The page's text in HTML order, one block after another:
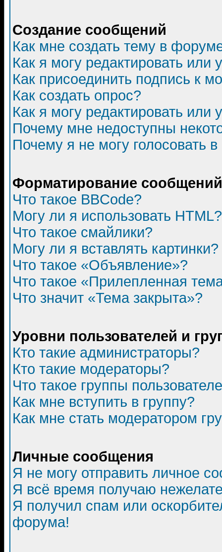
Создание сообщений
Как мне создать тему в
Как я могу редактировать или
Как присоединить подпись к
Как создать опрос?
Как я могу редактировать или
Почему мне недоступны
Почему я не могу голосовать
Форматирование
Что такое BBCode?
Могу ли я использовать HTML?
Что такое смайлики?
Могу ли я вставлять картинки?
Что такое «Объявление»?
Что такое «Прилепленная
Что значит «Тема закрыта»?
Уровни пользователей и
Кто такие администраторы?
Кто такие модераторы?
Что такое группы
Как мне вступить в группу?
Как мне стать модератором
Личные сообщения
Я не могу отправить личное
Я всё время получаю
Я получил спам или
форума!